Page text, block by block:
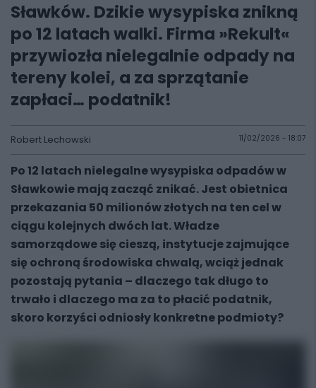
Sławków. Dzikie wysypiska znikną
po 12 latach walki. Firma »Rekult«
przywiozła nielegalnie odpady na
tereny kolei, a za sprzątanie
zapłaci… podatnik!
Robert Lechowski 11/02/2026 - 18:07
Po 12 latach nielegalne wysypiska odpadów w
Sławkowie mają zacząć znikać. Jest obietnica
przekazania 50 milionów złotych na ten cel w
ciągu kolejnych dwóch lat. Władze
samorządowe się cieszą, instytucje zajmujące
się ochroną środowiska chwalą, wciąż jednak
pozostają pytania – dlaczego tak długo to
trwało i dlaczego ma za to płacić podatnik,
skoro korzyści odniosły konkretne podmioty?